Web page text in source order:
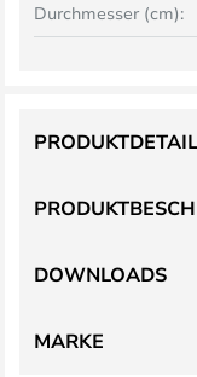
Durchmesser (cm):
DOWNLOADS
MARKE